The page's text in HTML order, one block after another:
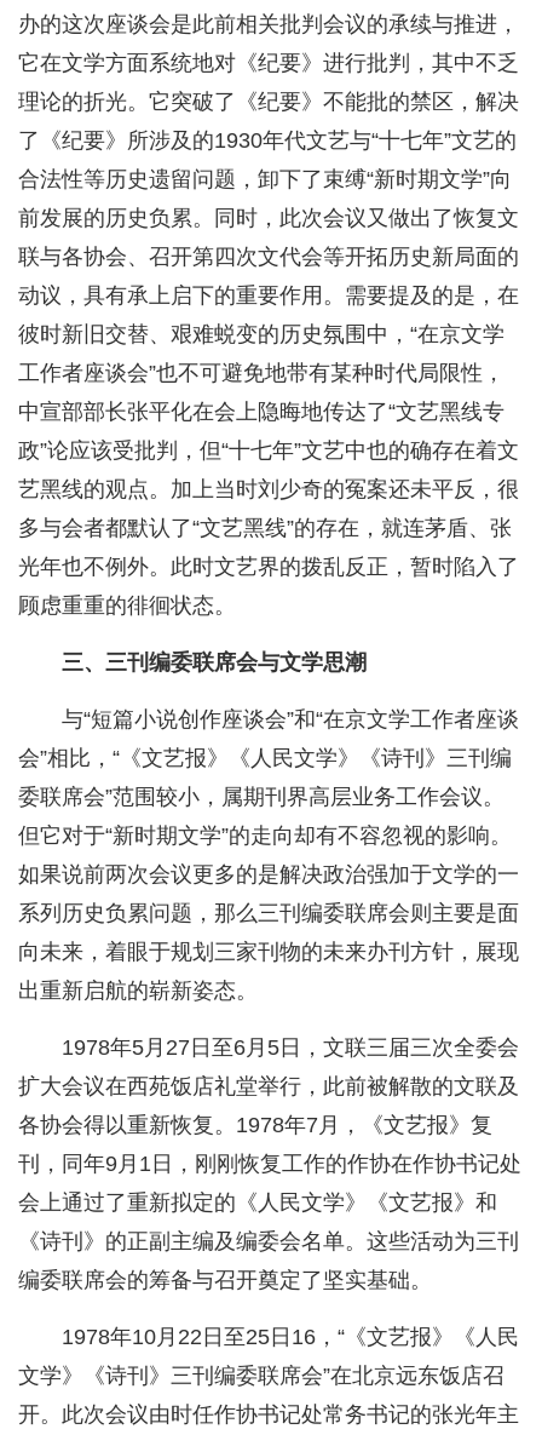
办的这次座谈会是此前相关批判会议的承续与推进，
它在文学方面系统地对《纪要》进行批判，其中不乏
理论的折光。它突破了《纪要》不能批的禁区，解决
了《纪要》所涉及的1930年代文艺与“十七年”文艺的
合法性等历史遗留问题，卸下了束缚“新时期文学”向
前发展的历史负累。同时，此次会议又做出了恢复文
联与各协会、召开第四次文代会等开拓历史新局面的
动议，具有承上启下的重要作用。需要提及的是，在
彼时新旧交替、艰难蜕变的历史氛围中，“在京文学
工作者座谈会”也不可避免地带有某种时代局限性，
中宣部部长张平化在会上隐晦地传达了“文艺黑线专
政”论应该受批判，但“十七年”文艺中也的确存在着文
艺黑线的观点。加上当时刘少奇的冤案还未平反，很
多与会者都默认了“文艺黑线”的存在，就连茅盾、张
光年也不例外。此时文艺界的拨乱反正，暂时陷入了
顾虑重重的徘徊状态。
三、三刊编委联席会与文学思潮
与“短篇小说创作座谈会”和“在京文学工作者座谈
会”相比，“《文艺报》《人民文学》《诗刊》三刊编
委联席会”范围较小，属期刊界高层业务工作会议。
但它对于“新时期文学”的走向却有不容忽视的影响。
如果说前两次会议更多的是解决政治强加于文学的一
系列历史负累问题，那么三刊编委联席会则主要是面
向未来，着眼于规划三家刊物的未来办刊方针，展现
出重新启航的崭新姿态。
1978年5月27日至6月5日，文联三届三次全委会
扩大会议在西苑饭店礼堂举行，此前被解散的文联及
各协会得以重新恢复。1978年7月，《文艺报》复
刊，同年9月1日，刚刚恢复工作的作协在作协书记处
会上通过了重新拟定的《人民文学》《文艺报》和
《诗刊》的正副主编及编委会名单。这些活动为三刊
编委联席会的筹备与召开奠定了坚实基础。
1978年10月22日至25日16，“《文艺报》《人民
文学》《诗刊》三刊编委联席会”在北京远东饭店召
开。此次会议由时任作协书记处常务书记的张光年主